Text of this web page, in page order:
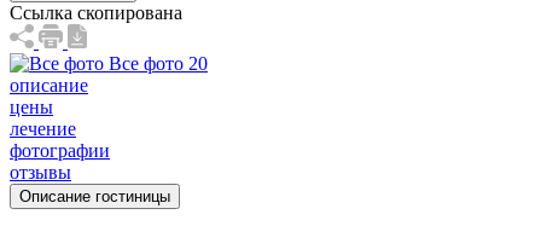
Ссылка скопирована
Все фото 20
описание
цены
лечение
фотографии
отзывы
Описание гостиницы